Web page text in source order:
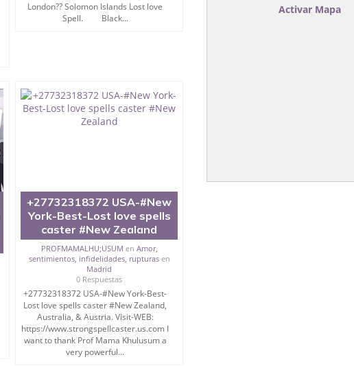
London?? Solomon Islands Lost love
Spell. Black...
+27732318372 USA-#New
York-Best-Lost love spells
caster #New Zealand
PROFMAMALHU;USUM en Amor,
sentimientos, infidelidades, rupturasen
Madrid
0 Respuestas
+27732318372 USA-#New York-Best-
Lost love spells caster #New Zealand,
Australia, & Austria. Visit-WEB:
https://www.strongspellcaster.us.com I
want to thank Prof Mama Khulusum a
very powerful...
Activar Mapa